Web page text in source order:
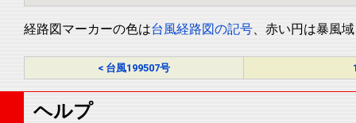
経路図マーカーの色は台風経路図の記号、赤い円は暴風
< 台風199507号
ヘルプ